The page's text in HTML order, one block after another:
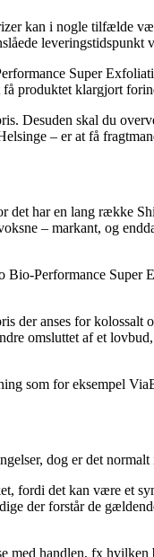
kan i nogle tilfælde
leveringstidspunkt
Super
produktet klargjort
Desuden skal du
– er at få
det har en lang række
– markant, og
Bio-Performance Super
der anses for kolossalt
omsluttet af et
som for eksempel
dog er det
fordi det kan være et
der forstår de
med handlen, fx